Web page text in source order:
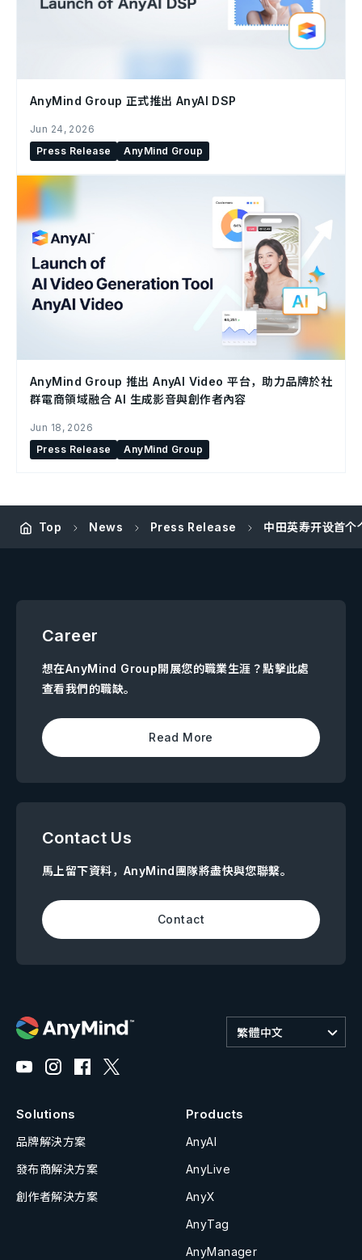
AnyMind Group 正式推出 AnyAI DSP
Jun 24, 2026
Press Release
AnyMind Group
AnyMind Group 推出 AnyAI Video 平台，助力品牌於社
群電商領域融合 AI 生成影音與創作者內容
Jun 18, 2026
Press Release
AnyMind Group
Top News Press Release 中田英寿开设首
Career
想在AnyMind Group開展您的職業生涯？點擊此處
查看我們的職缺。
Read More
Contact Us
馬上留下資料，AnyMind團隊將盡快與您聯繫。
Contact
繁體中文
Solutions
品牌解決方案
發布商解決方案
創作者解決方案
Products
AnyAI
AnyLive
AnyX
AnyTag
AnyManager